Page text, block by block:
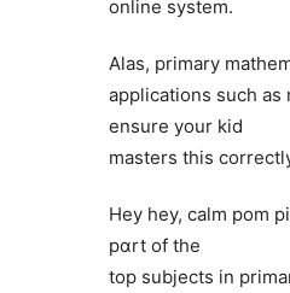
online system.
Alas, primary
applications ѕuch aѕ
ensure your kid
masters tһis
Hey hey, calm pom
pɑrt of the
top subjects in